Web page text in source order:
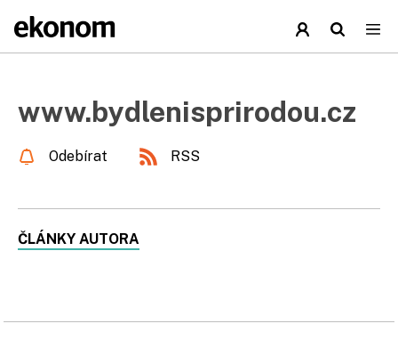
www.bydlenisprirodou.cz
Odebírat RSS
ČLÁNKY AUTORA